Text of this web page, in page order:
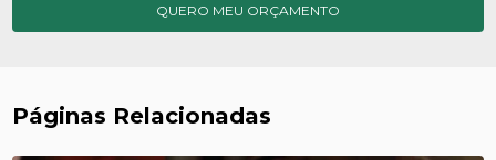
QUERO MEU ORÇAMENTO
Páginas Relacionadas